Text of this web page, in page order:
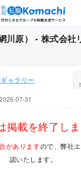
川原） - 株式会社
ャラリー 3
07-31
掲載を終了しま
がありますので、弊社
認いたします。